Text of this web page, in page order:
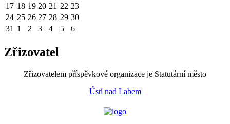
17 18 19 20 21 22 23
24 25 26 27 28 29 30
31 1 2 3 4 5 6
Zřizovatel
Zřizovatelem příspěvkové organizace je Statutární město
Ústí nad Labem